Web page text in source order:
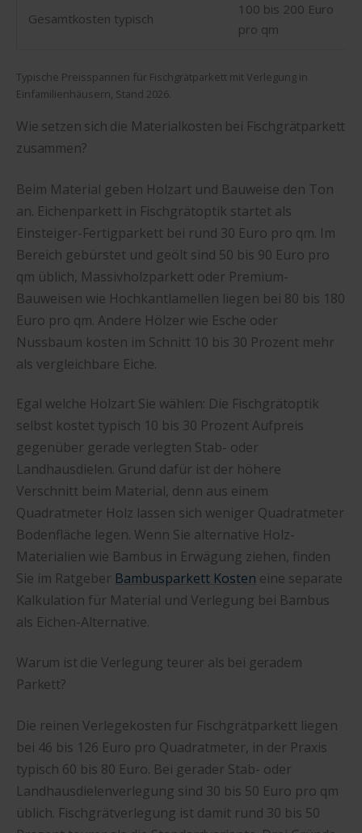
Gesamtkosten typisch
100 bis 200 Euro
pro qm
Typische Preisspannen für Fischgrätparkett mit Verlegung in
Einfamilienhäusern, Stand 2026.
Wie setzen sich die Materialkosten bei Fischgrätparkett
zusammen?
Beim Material geben Holzart und Bauweise den Ton
an. Eichenparkett in Fischgrätoptik startet als
Einsteiger-Fertigparkett bei rund 30 Euro pro qm. Im
Bereich gebürstet und geölt sind 50 bis 90 Euro pro
qm üblich, Massivholzparkett oder Premium-
Bauweisen wie Hochkantlamellen liegen bei 80 bis 180
Euro pro qm. Andere Hölzer wie Esche oder
Nussbaum kosten im Schnitt 10 bis 30 Prozent mehr
als vergleichbare Eiche.
Egal welche Holzart Sie wählen: Die Fischgrätoptik
selbst kostet typisch 10 bis 30 Prozent Aufpreis
gegenüber gerade verlegten Stab- oder
Landhausdielen. Grund dafür ist der höhere
Verschnitt beim Material, denn aus einem
Quadratmeter Holz lassen sich weniger Quadratmeter
Bodenfläche legen. Wenn Sie alternative Holz-
Materialien wie Bambus in Erwägung ziehen, finden
Sie im Ratgeber Bambusparkett Kosten eine separate
Kalkulation für Material und Verlegung bei Bambus
als Eichen-Alternative.
Warum ist die Verlegung teurer als bei geradem
Parkett?
Die reinen Verlegekosten für Fischgrätparkett liegen
bei 46 bis 126 Euro pro Quadratmeter, in der Praxis
typisch 60 bis 80 Euro. Bei gerader Stab- oder
Landhausdielenverlegung sind 30 bis 50 Euro pro qm
üblich. Fischgrätverlegung ist damit rund 30 bis 50